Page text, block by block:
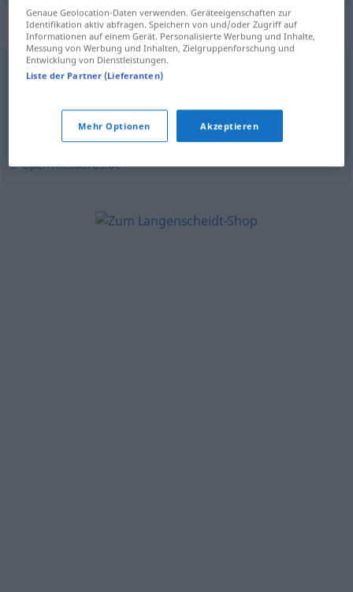
Synonyme für "Mannsperson"
Typ (ugs.),Herr,Patron (halb-scherzhaft oder
Kerl (ugs.),Mann (Hauptform)
© OpenThesaurus.de
Genaue Geolocation-Daten verwenden. Geräteeigenschaften zur
Identifikation aktiv abfragen. Speichern von und/oder Zugriff auf
Informationen auf einem Gerät. Personalisierte Werbung und Inhalte,
Messung von Werbung und Inhalten, Zielgruppenforschung und
Entwicklung von Dienstleistungen.
Liste der Partner (Lieferanten)
Mehr Optionen Akzeptieren